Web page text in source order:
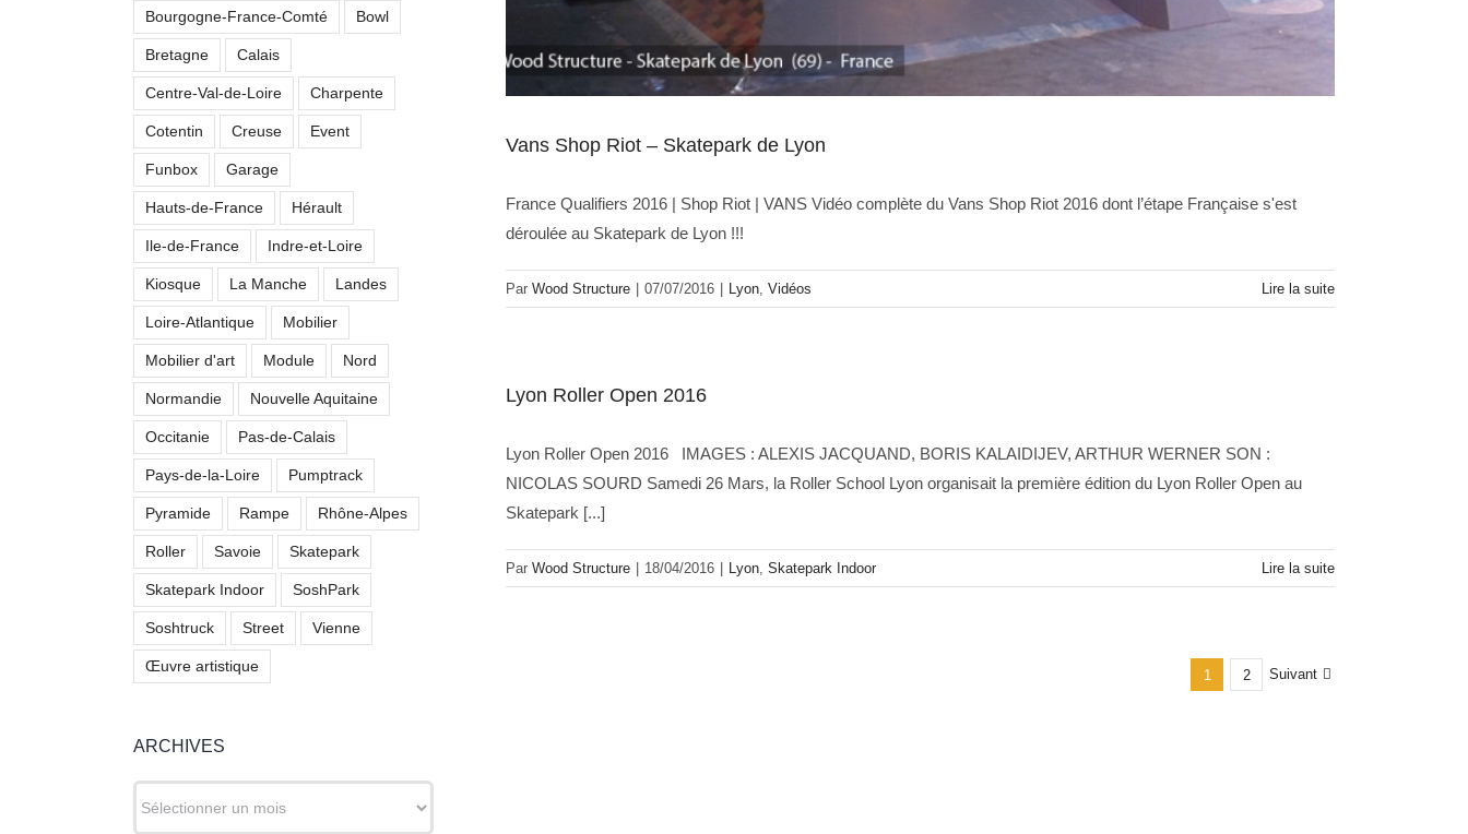
Vans Shop Riot – Skatepark de Lyon
France Qualifiers 2016 | Shop Riot | VANS Vidéo complète du Vans Shop Riot 2016 dont l’étape Française s'est
déroulée au Skatepark de Lyon !!!
Par Wood Structure 07/07/2016 Lyon, Vidéos Lire la suite
Lyon Roller Open 2016
Lyon Roller Open 2016 IMAGES : ALEXIS JACQUAND, BORIS KALAIDIJEV, ARTHUR WERNER SON :
NICOLAS SOURD Samedi 26 Mars, la Roller School Lyon organisait la première édition du Lyon Roller Open au
Skatepark [...]
Par Wood Structure 18/04/2016 Lyon, Skatepark Indoor Lire la suite
1 2 Suivant
Bourgogne-France-Comté Bowl
Bretagne Calais
Centre-Val-de-Loire Charpente
Cotentin Creuse Event
Funbox Garage
Hauts-de-France Hérault
Ile-de-France Indre-et-Loire
Kiosque La Manche Landes
Loire-Atlantique Mobilier
Mobilier d'art Module Nord
Normandie Nouvelle Aquitaine
Occitanie Pas-de-Calais
Pays-de-la-Loire Pumptrack
Pyramide Rampe Rhône-Alpes
Roller Savoie Skatepark
Skatepark Indoor SoshPark
Soshtruck Street Vienne
Œuvre artistique
ARCHIVES